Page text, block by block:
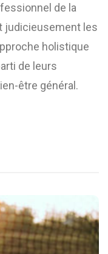
de la
judicieusement les
holistique
de leurs
être général.